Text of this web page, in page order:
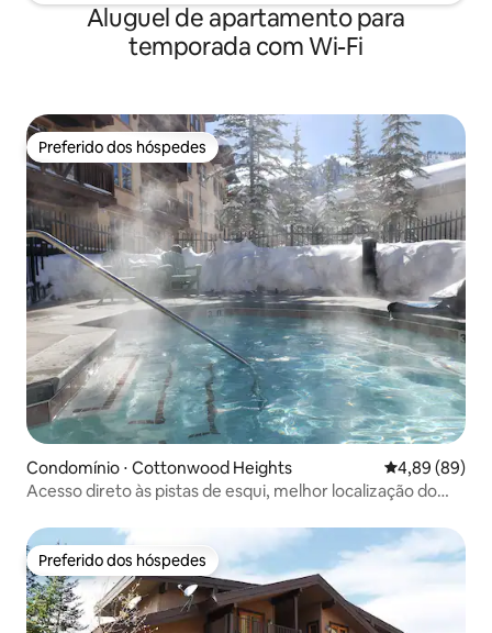
Aluguel de apartamento para
temporada com Wi-Fi
Preferido dos hóspedes
Preferido dos hóspedes
Condomínio ⋅ Cottonwood Heights 4,89 de uma
4,89 (89)
Acesso direto às pistas de esqui, melhor localização do
Preferido dos hóspedes
Preferido dos hóspedes